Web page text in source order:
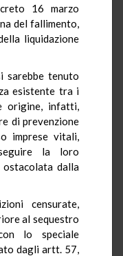
16 marzo
del fallimento,
liquidazione
sarebbe tenuto
esistente tra i
origine, infatti,
di prevenzione
imprese vitali,
la loro
dalla
censurate,
al sequestro
lo speciale
dagli artt. 57,